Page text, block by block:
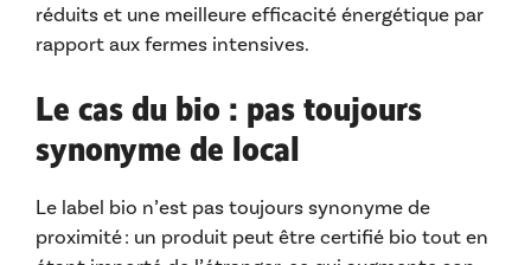
réduits et une meilleure efficacité énergétique par
rapport aux fermes intensives.
Le cas du bio : pas toujours
synonyme de local
Le label bio n’est pas toujours synonyme de
proximité : un produit peut être certifié bio tout en